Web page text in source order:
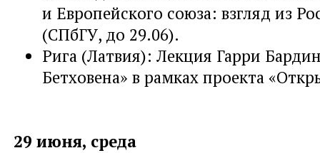
и Европейского союза: взгляд из
(СПбГУ, до 29.06).
Рига (Латвия): Лекция Гарри
Бетховена» в рамках проекта
29 июня, среда